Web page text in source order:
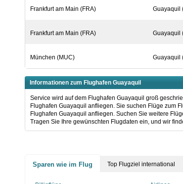
Frankfurt am Main (FRA) Guayaquil
Frankfurt am Main (FRA) Guayaquil
München (MUC) Guayaquil
Informationen zum Flughafen Guayaquil
Service wird auf dem Flughafen Guayaquil groß
Flughafen Guayaquil anfliegen. Sie suchen Flüge zum
Flughafen Guayaquil anfliegen. Suchen Sie weitere
Tragen Sie Ihre gewünschten Flugdaten ein, und wir
Sparen wie im Flug Top Flugziel international